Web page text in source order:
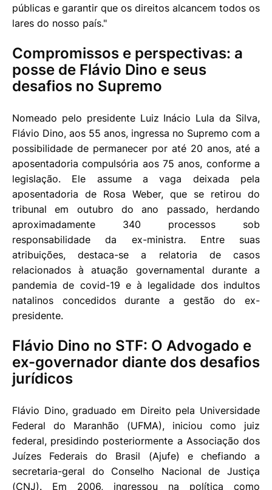
públicas e garantir que os direitos alcancem todos os
lares do nosso país."
Compromissos e perspectivas: a
posse de Flávio Dino e seus
desafios no Supremo
Nomeado pelo presidente Luiz Inácio Lula da Silva,
Flávio Dino, aos 55 anos, ingressa no Supremo com a
possibilidade de permanecer por até 20 anos, até a
aposentadoria compulsória aos 75 anos, conforme a
legislação. Ele assume a vaga deixada pela
aposentadoria de Rosa Weber, que se retirou do
tribunal em outubro do ano passado, herdando
aproximadamente 340 processos sob
responsabilidade da ex-ministra. Entre suas
atribuições, destaca-se a relatoria de casos
relacionados à atuação governamental durante a
pandemia de covid-19 e à legalidade dos indultos
natalinos concedidos durante a gestão do ex-
presidente.
Flávio Dino no STF: O Advogado e
ex-governador diante dos desafios
jurídicos
Flávio Dino, graduado em Direito pela Universidade
Federal do Maranhão (UFMA), iniciou como juiz
federal, presidindo posteriormente a Associação dos
Juízes Federais do Brasil (Ajufe) e chefiando a
secretaria-geral do Conselho Nacional de Justiça
(CNJ). Em 2006, ingressou na política como